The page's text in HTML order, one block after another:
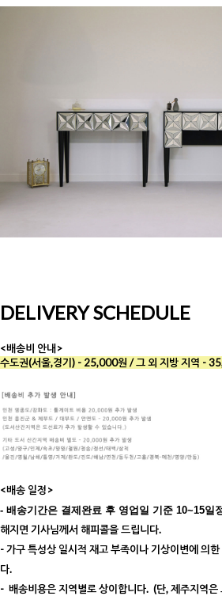
DELIVERY SCHEDULE
<배송비 안내>
수도권(서울,경기) - 25,000원 / 그 외 지방 지역 -
<배송 일정>
- 배송기간은 결제완료 후 영업일 기준 10~15일
해지면 기사님께서 해피콜을 드립니다.
- 가구 특성상 일시적 재고 부족이나 기상이변에 의
다.
- 배송비용은 지역별로 상이합니다. (단, 제주지역은